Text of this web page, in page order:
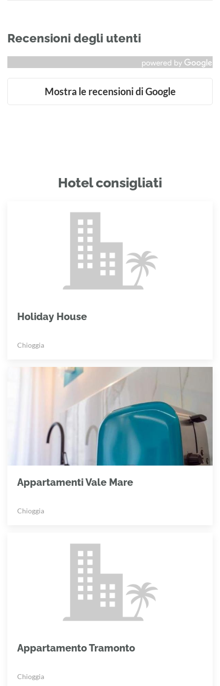
Recensioni degli utenti
Mostra le recensioni di Google
Hotel consigliati
Holiday House
Chioggia
Appartamenti Vale Mare
Chioggia
Appartamento Tramonto
Chioggia